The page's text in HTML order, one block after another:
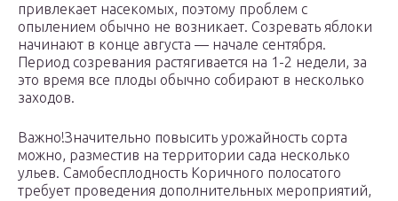
привлекает насекомых, поэтому проблем с
опылением обычно не возникает. Созревать яблоки
начинают в конце августа — начале сентября.
Период созревания растягивается на 1-2 недели, за
это время все плоды обычно собирают в несколько
заходов.
Важно!Значительно повысить урожайность сорта
можно, разместив на территории сада несколько
ульев. Самобесплодность Коричного полосатого
требует проведения дополнительных мероприятий,